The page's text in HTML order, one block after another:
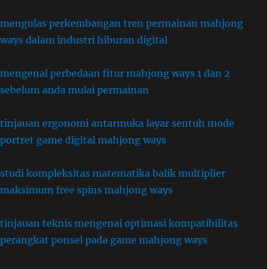
mengulas perkembangan tren permainan mahjong
ways dalam industri hiburan digital
mengenal perbedaan fitur mahjong ways 1 dan 2
sebelum anda mulai permainan
tinjauan ergonomi antarmuka layar sentuh mode
portret game digital mahjong ways
studi kompleksitas matematika balik multiplier
maksimum free spins mahjong ways
tinjauan teknis mengenai optimasi kompatibilitas
perangkat ponsel pada game mahjong ways